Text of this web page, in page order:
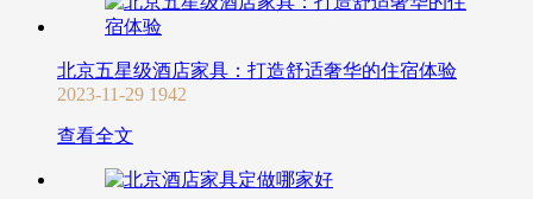
北京五星级酒店家具：打造舒适奢华的住宿体验
2023-11-29 1942
查看全文